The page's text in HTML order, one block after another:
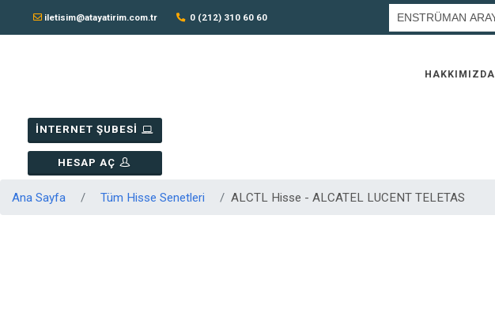
iletisim@atayatirim.com.tr 0 (212) 310 60 60
İNTERNET ŞUBESİ
HESAP AÇ
HAKKIMIZDA
Ana Sayfa Tüm Hisse Senetleri ALCTL Hisse - ALCATEL LUCENT TELETAS